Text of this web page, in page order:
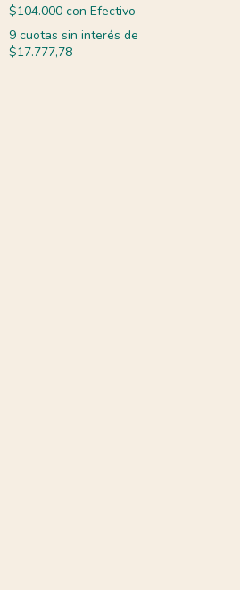
$104.000con Efectivo
9 cuotas sin interés de
$17.777,78